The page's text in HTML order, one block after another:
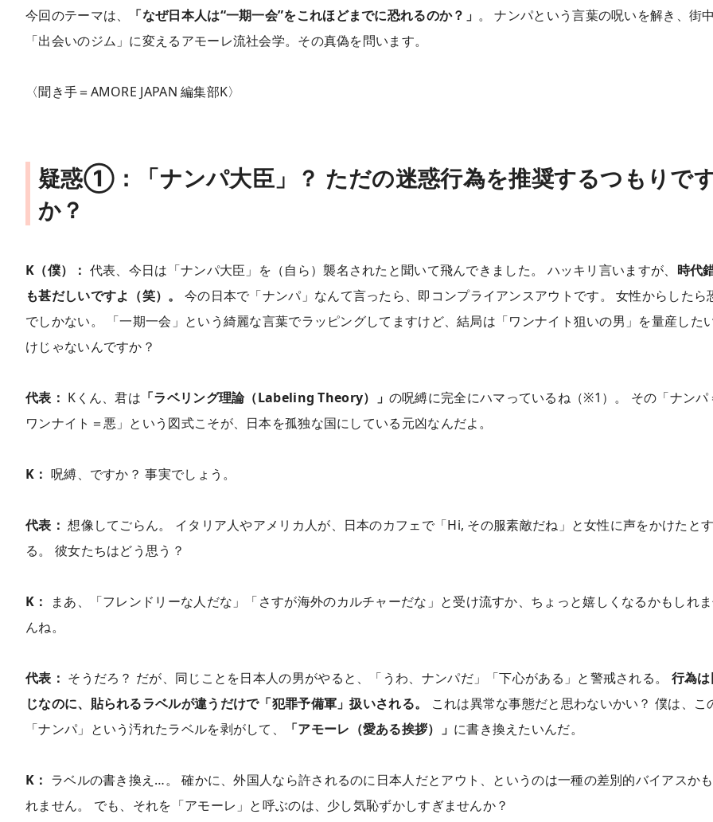
今回のテーマは、 「なぜ日本人は“一期一会”をこれほどまでに恐れるのか？」 。 ナンパという言葉の呪いを解き、街
「出会いのジム」に変えるアモーレ流社会学。その真偽を問います。
〈聞き手＝AMORE JAPAN 編集部K〉
疑惑①：「ナンパ大臣」？ ただの迷惑行為を推奨するつもりで
か？
K（僕）： 代表、今日は「ナンパ大臣」を（自ら）襲名されたと聞いて飛んできました。 ハッキリ言いますが、 時代
も甚だしいですよ（笑）。
今の日本で「ナンパ」なんて言ったら、即コンプライアンスアウトです。 女性からしたら
でしかない。 「一期一会」という綺麗な言葉でラッピングしてますけど、結局は「ワンナイト狙いの男」を量産した
けじゃないんですか？
代表： Kくん、君は 「ラベリング理論（Labeling Theory）」 の呪縛に完全にハマっているね（※1）。 その「ナンパ
ワンナイト＝悪」という図式こそが、日本を孤独な国にしている元凶なんだよ。
K： 呪縛、ですか？ 事実でしょう。
代表： 想像してごらん。 イタリア人やアメリカ人が、日本のカフェで「Hi, その服素敵だね」と女性に声をかけたとす
る。 彼女たちはどう思う？
K：
まあ、「フレンドリーな人だな」「さすが海外のカルチャーだな」と受け流すか、ちょっと嬉しくなるかもしれ
んね。
代表： そうだろ？ だが、同じことを日本人の男がやると、「うわ、ナンパだ」「下心がある」と警戒される。 行為は
じなのに、貼られるラベルが違うだけで「犯罪予備軍」扱いされる。
これは異常な事態だと思わないかい？ 僕は、こ
「ナンパ」という汚れたラベルを剥がして、
「アモーレ（愛ある挨拶）」 に書き換えたいんだ。
K： ラベルの書き換え…。 確かに、外国人なら許されるのに日本人だとアウト、というのは一種の差別的バイアスか
れません。 でも、それを「アモーレ」と呼ぶのは、少し気恥ずかしすぎませんか？